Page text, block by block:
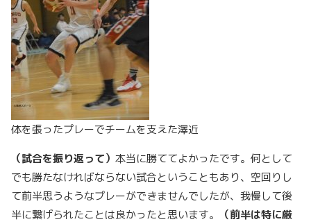
体を張ったプレーでチームを支えた澤近
（試合を振り返って） 本当に勝ててよかったです。何として
でも勝たなければならない試合ということもあり、空回りし
て前半思うようなプレーができませんでしたが、我慢して後
半に繋げられたことは良かったと思います。
（前半は特に厳